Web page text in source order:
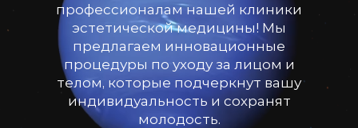
профессионалам нашей клиники
эстетической медицины! Мы
предлагаем инновационные
процедуры по уходу за лицом и
телом, которые подчеркнут вашу
индивидуальность и сохранят
молодость.